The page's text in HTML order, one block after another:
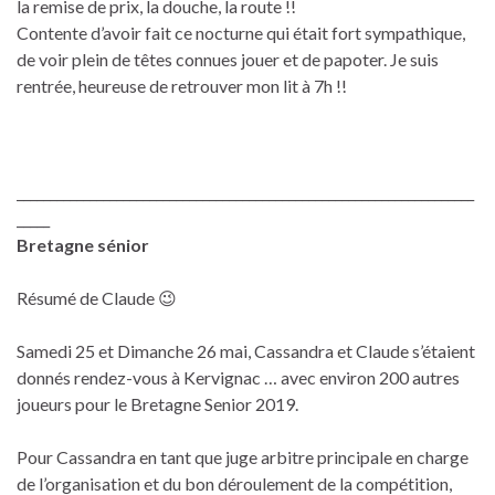
la remise de prix, la douche, la route !!
Contente d’avoir fait ce nocturne qui était fort sympathique,
de voir plein de têtes connues jouer et de papoter. Je suis
rentrée, heureuse de retrouver mon lit à 7h !!
Bretagne sénior
Résumé de Claude 😉
Samedi 25 et Dimanche 26 mai, Cassandra et Claude s’étaient
donnés rendez-vous à Kervignac … avec environ 200 autres
joueurs pour le Bretagne Senior 2019.
Pour Cassandra en tant que juge arbitre principale en charge
de l’organisation et du bon déroulement de la compétition,